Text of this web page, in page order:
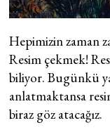
Hepimizin zaman
Resim çekmek!
biliyor. Bugünkü
anlatmaktansa
biraz göz atacağız.